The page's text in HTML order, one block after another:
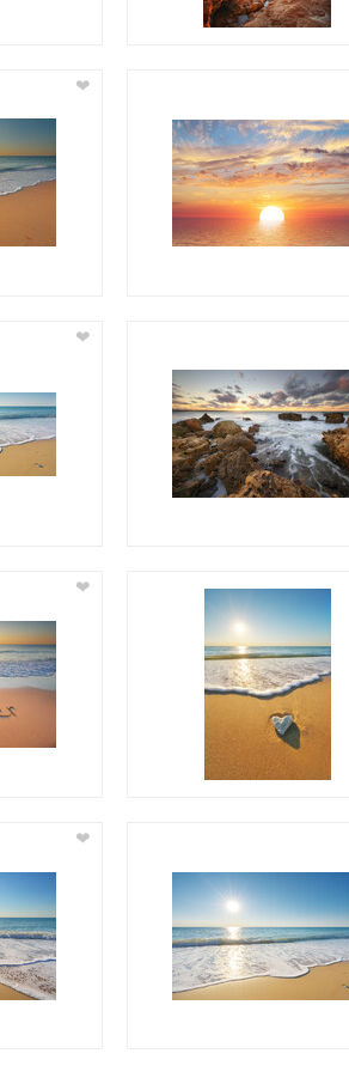
❤
❤
❤
❤